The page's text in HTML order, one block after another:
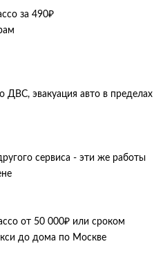
за 490₽
ДВС, эвакуация авто в пределах
сервиса - эти же работы
от 50 000₽ или сроком
до дома по Москве